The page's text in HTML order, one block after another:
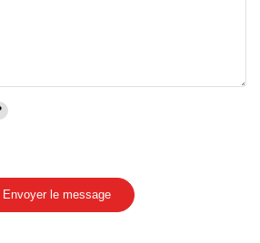
Envoyer le message